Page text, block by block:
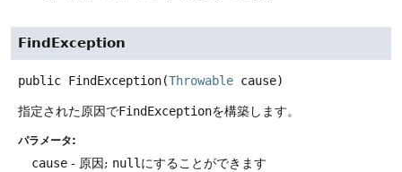
FindException
public FindException(Throwable cause)
指定された原因でFindExceptionを構築します。
パラメータ:
cause - 原因; nullにすることができます